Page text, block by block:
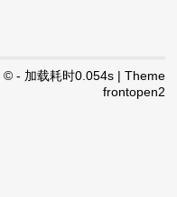
© - 加载耗时0.054s | Theme
frontopen2